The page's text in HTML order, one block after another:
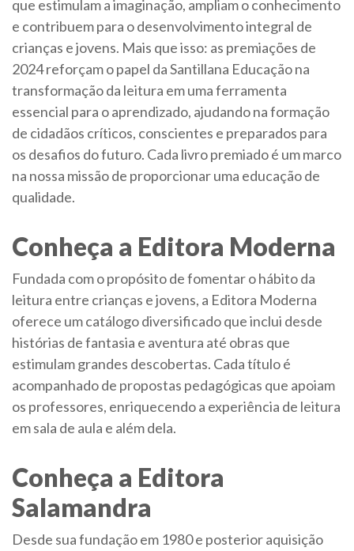
que estimulam a imaginação, ampliam o conhecimento
e contribuem para o desenvolvimento integral de
crianças e jovens. Mais que isso: as premiações de
2024 reforçam o papel da Santillana Educação na
transformação da leitura em uma ferramenta
essencial para o aprendizado, ajudando na formação
de cidadãos críticos, conscientes e preparados para
os desafios do futuro. Cada livro premiado é um marco
na nossa missão de proporcionar uma educação de
qualidade.
Conheça a Editora Moderna
Fundada com o propósito de fomentar o hábito da
leitura entre crianças e jovens, a Editora Moderna
oferece um catálogo diversificado que inclui desde
histórias de fantasia e aventura até obras que
estimulam grandes descobertas. Cada título é
acompanhado de propostas pedagógicas que apoiam
os professores, enriquecendo a experiência de leitura
em sala de aula e além dela.
Conheça a Editora
Salamandra
Desde sua fundação em 1980 e posterior aquisição